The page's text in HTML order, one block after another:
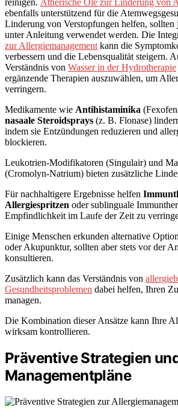
reinigen. Ätherische Öle zur Linderung von
ebenfalls unterstützend für die
Linderung von Verstopfungen helfen, sollten
unter Anleitung verwendet werden. Die
zur Allergiemanagement kann die
verbessern und die Lebensqualität steigern.
Verständnis von Wasser in der Hydrotherapie
ergänzende Therapien auszuwählen, um
verringern.
Medikamente wie Antihistaminika
nasaale Steroidsprays (z. B. Flonase)
indem sie Entzündungen reduzieren und
blockieren.
Leukotrien-Modifikatoren (Singulair) und
(Cromolyn-Natrium) bieten zusätzliche
Für nachhaltigere Ergebnisse helfen
Allergiespritzen oder sublinguale
Empfindlichkeit im Laufe der Zeit zu
Einige Menschen erkunden alternative
oder Akupunktur, sollten aber stets vor der
konsultieren.
Zusätzlich kann das Verständnis von
Gesundheitsproblemen dabei helfen, Ihren
managen.
Die Kombination dieser Ansätze kann Ihre
wirksam kontrollieren.
Präventive Strategien
Managementpläne